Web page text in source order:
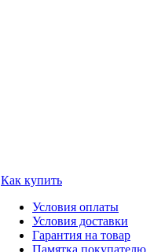
Как купить
Условия оплаты
Условия доставки
Гарантия на товар
Памятка покупателю